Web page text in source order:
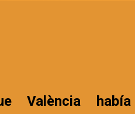
València